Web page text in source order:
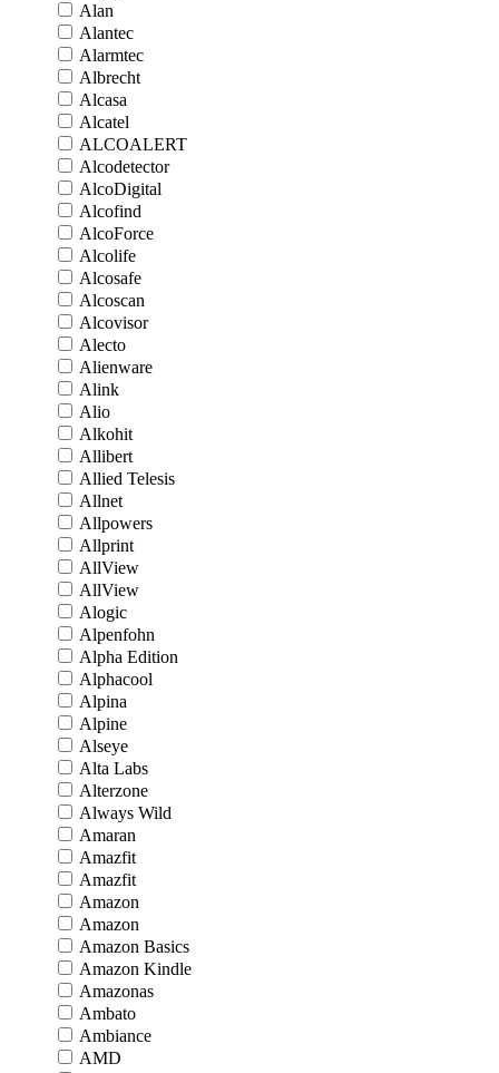
Alan
Alantec
Alarmtec
Albrecht
Alcasa
Alcatel
ALCOALERT
Alcodetector
AlcoDigital
Alcofind
AlcoForce
Alcolife
Alcosafe
Alcoscan
Alcovisor
Alecto
Alienware
Alink
Alio
Alkohit
Allibert
Allied Telesis
Allnet
Allpowers
Allprint
AllView
AllView
Alogic
Alpenfohn
Alpha Edition
Alphacool
Alpina
Alpine
Alseye
Alta Labs
Alterzone
Always Wild
Amaran
Amazfit
Amazfit
Amazon
Amazon
Amazon Basics
Amazon Kindle
Amazonas
Ambato
Ambiance
AMD